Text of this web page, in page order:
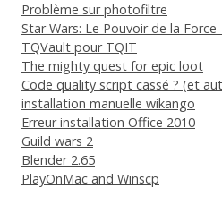
Problème sur photofiltre
Star Wars: Le Pouvoir de la
TQVault pour TQIT
The mighty quest for epic loot
Code quality script cassé ? (et
installation manuelle wikango
Erreur installation Office 2010
Guild wars 2
Blender 2.65
PlayOnMac and Winscp